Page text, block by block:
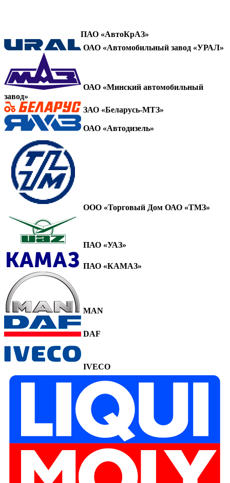
ПАО «АвтоКрАЗ»
ОАО «Автомобильный завод «УРАЛ»
ОАО «Минский автомобильный
завод»
ЗАО «Беларусь-МТЗ»
ОАО «Автодизель»
ООО «Торговый Дом ОАО «ТМЗ»
ПАО «УАЗ»
ПАО «КАМАЗ»
MAN
DAF
IVECO